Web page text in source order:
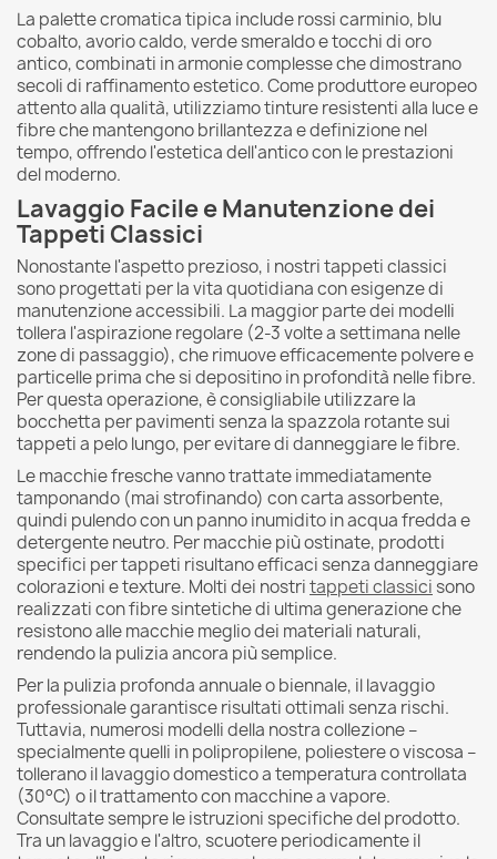
La palette cromatica tipica include rossi carminio, blu
cobalto, avorio caldo, verde smeraldo e tocchi di oro
antico, combinati in armonie complesse che dimostrano
secoli di raffinamento estetico. Come produttore europeo
attento alla qualità, utilizziamo tinture resistenti alla luce e
fibre che mantengono brillantezza e definizione nel
tempo, offrendo l'estetica dell'antico con le prestazioni
del moderno.
Lavaggio Facile e Manutenzione dei
Tappeti Classici
Nonostante l'aspetto prezioso, i nostri tappeti classici
sono progettati per la vita quotidiana con esigenze di
manutenzione accessibili. La maggior parte dei modelli
tollera l'aspirazione regolare (2-3 volte a settimana nelle
zone di passaggio), che rimuove efficacemente polvere e
particelle prima che si depositino in profondità nelle fibre.
Per questa operazione, è consigliabile utilizzare la
bocchetta per pavimenti senza la spazzola rotante sui
tappeti a pelo lungo, per evitare di danneggiare le fibre.
Le macchie fresche vanno trattate immediatamente
tamponando (mai strofinando) con carta assorbente,
quindi pulendo con un panno inumidito in acqua fredda e
detergente neutro. Per macchie più ostinate, prodotti
specifici per tappeti risultano efficaci senza danneggiare
colorazioni e texture. Molti dei nostritappeti classici sono
realizzati con fibre sintetiche di ultima generazione che
resistono alle macchie meglio dei materiali naturali,
rendendo la pulizia ancora più semplice.
Per la pulizia profonda annuale o biennale, il lavaggio
professionale garantisce risultati ottimali senza rischi.
Tuttavia, numerosi modelli della nostra collezione –
specialmente quelli in polipropilene, poliestere o viscosa –
tollerano il lavaggio domestico a temperatura controllata
(30°C) o il trattamento con macchine a vapore.
Consultate sempre le istruzioni specifiche del prodotto.
Tra un lavaggio e l'altro, scuotere periodicamente il